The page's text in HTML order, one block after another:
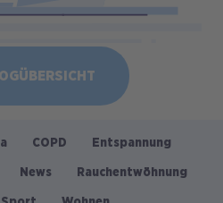
COPD Entspannung
News Rauchentwöhnung